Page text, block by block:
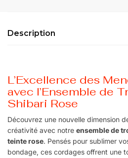
Description
L’Excellence des
avec l’Ensemble de
Shibari Rose
Découvrez une nouvelle dimension
créativité avec notre ensemble de
teinte rose. Pensés pour sublimer
bondage, ces cordages offrent une